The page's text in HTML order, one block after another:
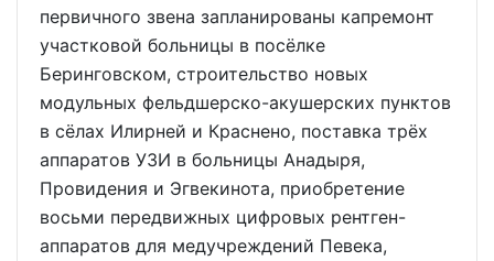
первичного звена запланированы капремонт
участковой больницы в посёлке
Беринговском, строительство новых
модульных фельдшерско-акушерских пунктов
в сёлах Илирней и Краснено, поставка трёх
аппаратов УЗИ в больницы Анадыря,
Провидения и Эгвекинота, приобретение
восьми передвижных цифровых рентген-
аппаратов для медучреждений Певека,